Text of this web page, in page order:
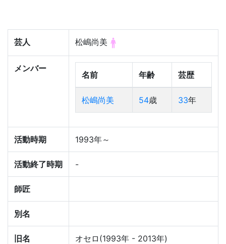
芸人 松嶋尚美
メンバー
名前 年齢 芸歴
松嶋尚美 54歳 33年
活動時期 1993年～
活動終了時期 -
師匠
別名
旧名 オセロ(1993年 - 2013年)